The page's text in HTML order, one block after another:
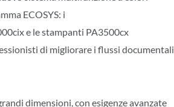
ECOSYS: i
e le stampanti PA3500cx
di migliorare i flussi documentali
dimensioni, con esigenze avanzate